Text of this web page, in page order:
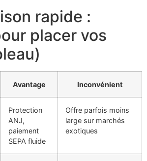
rapide :
placer vos
Avantage Inconvénient
Protection
ANJ,
paiement
SEPA fluide
Offre parfois moins
large sur marchés
exotiques